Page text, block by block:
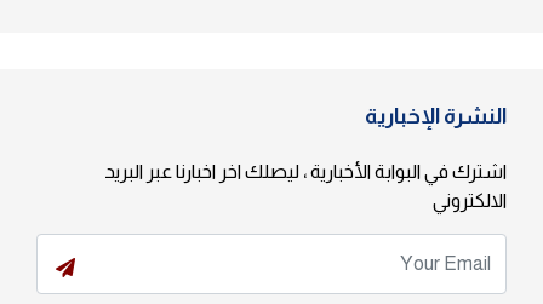
النشرة الإخبارية
اشترك في البوابة الأخبارية ، ليصلك اخر اخبارنا عبر البريد
الالكتروني